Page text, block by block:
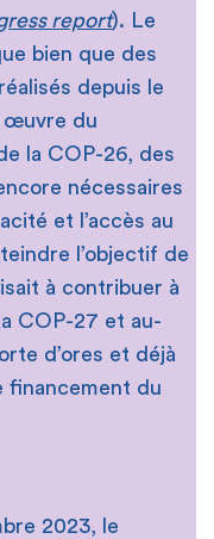
report). Le
bien que des
depuis le
œuvre du
la COP-26, des
nécessaires
et l’accès au
l’objectif de
à contribuer à
COP-27 et au-
d’ores et déjà
financement du
2023, le